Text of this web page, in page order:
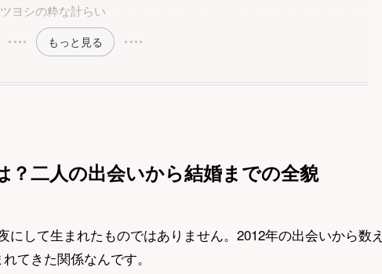
ヨシの粋な計らい
もっと見る
？二人の出会いから結婚までの全貌
して生まれたものではありません。2012年の出会いから数え
てきた関係なんです。